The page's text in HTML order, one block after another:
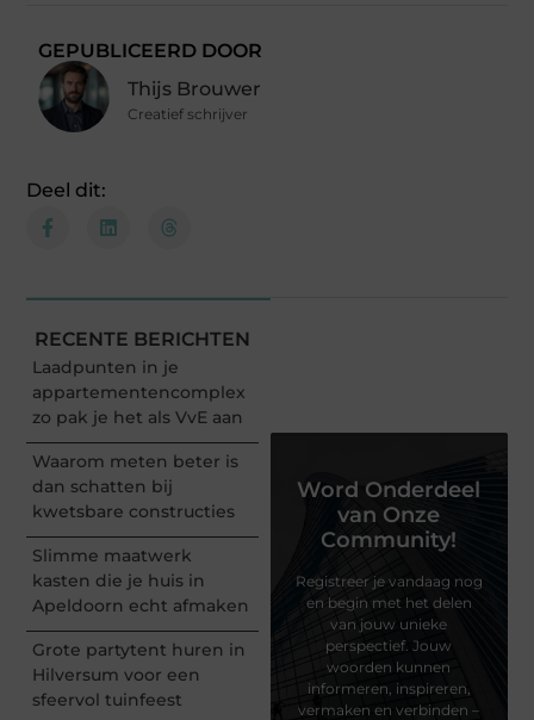
GEPUBLICEERD DOOR
Thijs Brouwer
Creatief schrijver
Deel dit:
RECENTE BERICHTEN
Laadpunten in je
appartementencomplex
zo pak je het als VvE aan
Waarom meten beter is
dan schatten bij
kwetsbare constructies
Slimme maatwerk
kasten die je huis in
Apeldoorn echt afmaken
Grote partytent huren in
Hilversum voor een
sfeervol tuinfeest
Word Onderdeel
van Onze
Community!
Registreer je vandaag nog
en begin met het delen
van jouw unieke
perspectief. Jouw
woorden kunnen
informeren, inspireren,
vermaken en verbinden –